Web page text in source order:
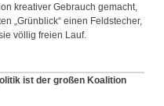
kreativer Gebrauch gemacht,
„Grünblick“ einen Feldstecher,
völlig freien Lauf.
ist der großen Koalition